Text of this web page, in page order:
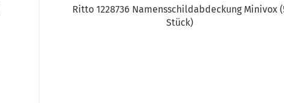
Ritto 1228736 Namensschildabdeckung Minivox
Stück)